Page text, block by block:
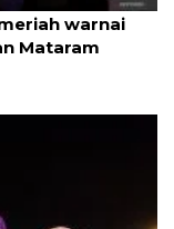
warnai
Mataram